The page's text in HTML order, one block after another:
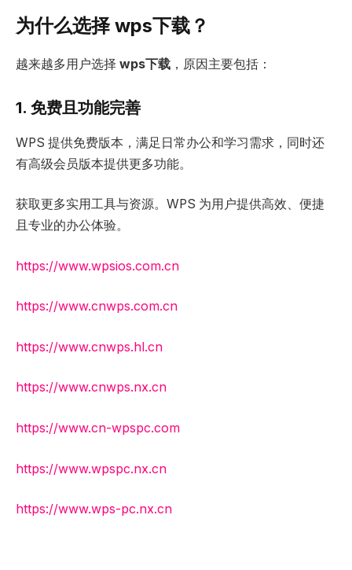
为什么选择 wps下载？
越来越多用户选择 wps下载 ，原因主要包括：
1. 免费且功能完善
WPS 提供免费版本，满足日常办公和学习需求，同时还
有高级会员版本提供更多功能。
获取更多实用工具与资源。WPS 为用户提供高效、便捷
且专业的办公体验。
https://www.wpsios.com.cn
https://www.cnwps.com.cn
https://www.cnwps.hl.cn
https://www.cnwps.nx.cn
https://www.cn-wpspc.com
https://www.wpspc.nx.cn
https://www.wps-pc.nx.cn